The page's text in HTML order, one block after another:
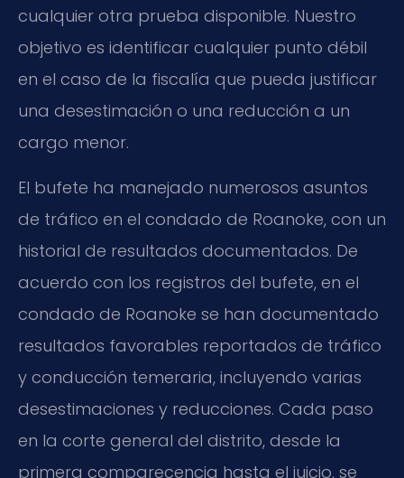
cualquier otra prueba disponible. Nuestro
objetivo es identificar cualquier punto débil
en el caso de la fiscalía que pueda justificar
una desestimación o una reducción a un
cargo menor.
El bufete ha manejado numerosos asuntos
de tráfico en el condado de Roanoke, con un
historial de resultados documentados. De
acuerdo con los registros del bufete, en el
condado de Roanoke se han documentado
resultados favorables reportados de tráfico
y conducción temeraria, incluyendo varias
desestimaciones y reducciones. Cada paso
en la corte general del distrito, desde la
primera comparecencia hasta el juicio, se